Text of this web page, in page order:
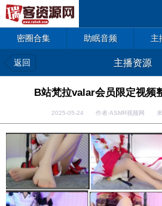
密圈合集 助眠音频 主
返回 主播资源
B站梵拉valar会员限定视频
2025-05-24 作者:ASMR视频网 来